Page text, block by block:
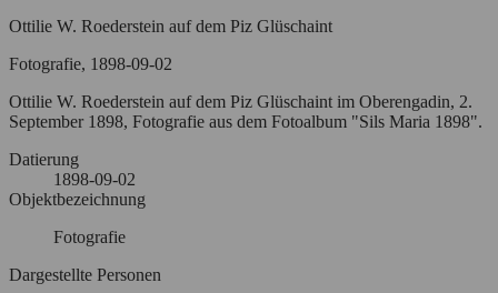
Ottilie W. Roederstein auf dem Piz Glüschaint
Fotografie, 1898-09-02
Ottilie W. Roederstein auf dem Piz Glüschaint im Oberengadin, 2.
September 1898, Fotografie aus dem Fotoalbum "Sils Maria 1898".
Datierung
1898-09-02
Objektbezeichnung
Fotografie
Dargestellte Personen